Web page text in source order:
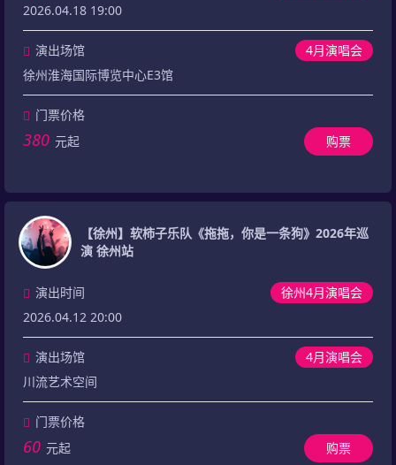
2026.04.18 19:00
4月演唱会
演出场馆
徐州淮海国际博览中心E3馆
门票价格
380 元起 购票
【徐州】软柿子乐队《拖拖，你是一条狗》2026年巡
演 徐州站
徐州4月演唱会
演出时间
2026.04.12 20:00
4月演唱会
演出场馆
川流艺术空间
门票价格
60 元起 购票